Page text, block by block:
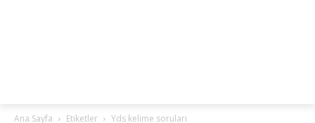
Ana Sayfa Etiketler Yds kelime soruları